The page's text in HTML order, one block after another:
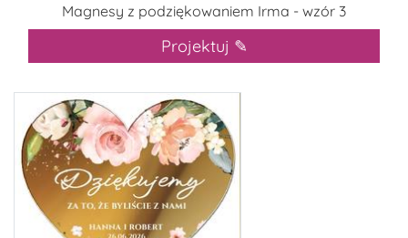
Magnesy z podziękowaniem Irma - wzór 3
Projektuj ✎